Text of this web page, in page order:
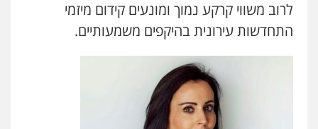
לרוב משווי קרקע נמוך ומונעים קידום מיזמי
התחדשות עירונית בהיקפים משמעותיים.